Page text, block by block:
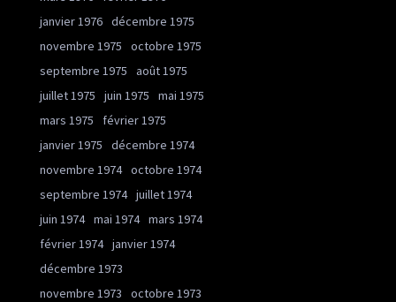
janvier 1976 décembre 1975
novembre 1975
octobre 1975
septembre 1975
août 1975
juillet 1975
juin 1975
mai 1975
mars 1975
février 1975
janvier 1975
décembre 1974
novembre 1974 octobre 1974
septembre 1974 juillet 1974
juin 1974 mai 1974 mars 1974
février 1974 janvier 1974
décembre 1973
novembre 1973
octobre 1973